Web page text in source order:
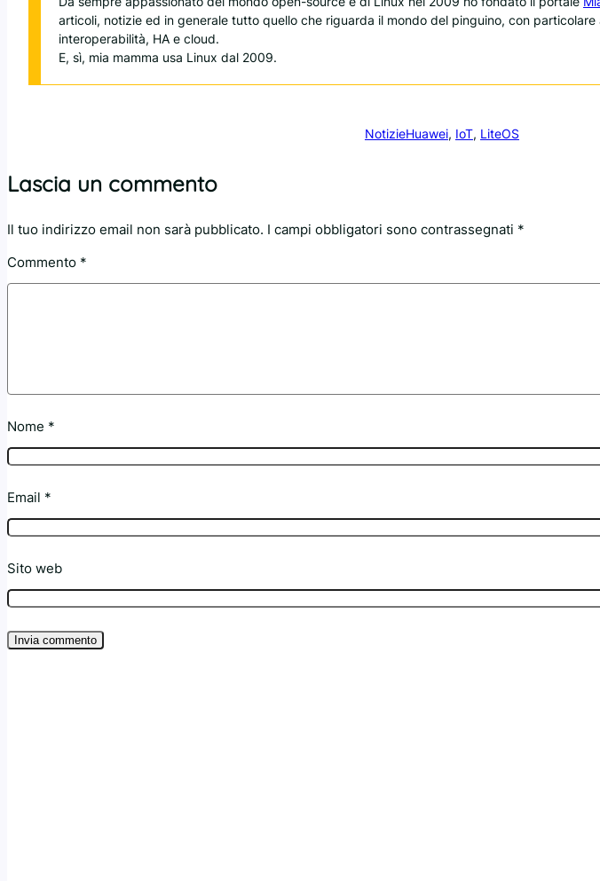
articoli, notizie ed in generale tutto quello che riguarda il mondo del pinguino, con
interoperabilità, HA e cloud.
E, sì, mia mamma usa Linux dal 2009.
NotizieHuawei, IoT, LiteOS
Lascia un commento
Il tuo indirizzo email non sarà pubblicato. I campi obbligatori sono contrassegnati *
Commento *
Nome *
Email *
Sito web